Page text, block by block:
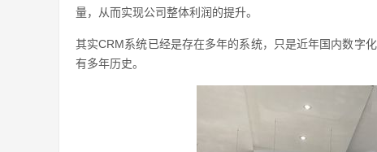
量，从而实现公司整体利润的提升。
其实CRM系统已经是存在多年的系统，只是近年国内数字
有多年历史。